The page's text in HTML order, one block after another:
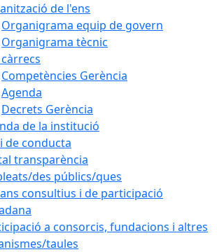
de l'ens
Organigrama equip de govern
Organigrama tècnic
Competències Gerència
Agenda
Decrets Gerència
de la institució
de conducta
transparència
des públics/ques
consultius i de participació
a consorcis, fundacions i altres
taules